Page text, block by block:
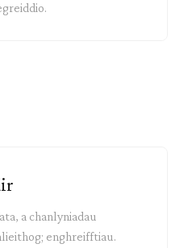
a chanlyniadau
enghreifftiau.